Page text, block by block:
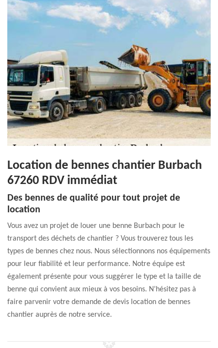
Location de bennes chantier Burbach
67260 RDV immédiat
Des bennes de qualité pour tout projet de
location
Vous avez un projet de louer une benne Burbach pour le
transport des déchets de chantier ? Vous trouverez tous les
types de bennes chez nous. Nous sélectionnons nos équipements
pour leur fiabilité et leur performance. Notre équipe est
également présente pour vous suggérer le type et la taille de
benne qui convient aux mieux à vos besoins. N’hésitez pas à
faire parvenir votre demande de devis location de bennes
chantier auprès de notre service.